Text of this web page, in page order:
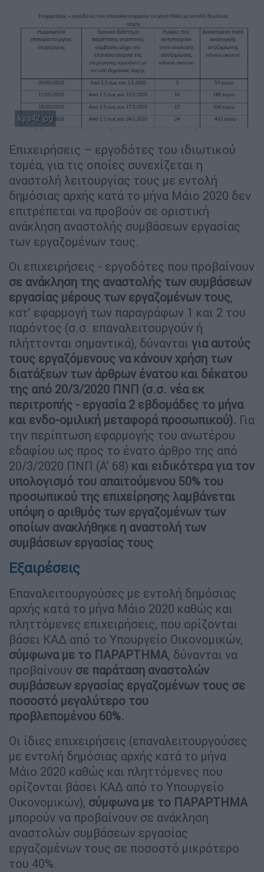
kya42.jpg
Επιχειρήσεις – εργοδότες του ιδιωτικού
τομέα, για τις οποίες συνεχίζεται η
αναστολή λειτουργίας τους με εντολή
δημόσιας αρχής κατά το μήνα Μάιο 2020 δεν
επιτρέπεται να προβούν σε οριστική
ανάκληση αναστολής συμβάσεων εργασίας
των εργαζομένων τους.
Οι επιχειρήσεις - εργοδότες που προβαίνουν
σε ανάκληση της αναστολής των συμβάσεων
εργασίας μέρους των εργαζομένων τους,
κατ’ εφαρμογή των παραγράφων 1 και 2 του
παρόντος (σ.σ. επαναλειτουργούν ή
πλήττονται σημαντικά), δύνανται για αυτούς
τους εργαζόμενους να κάνουν χρήση των
διατάξεων των άρθρων ένατου και δέκατου
της από 20/3/2020 ΠΝΠ (σ.σ. νέα εκ
περιτροπής - εργασία 2 εβδομάδες το μήνα
και ενδο-ομιλική μεταφορά προσωπικού). Για
την περίπτωση εφαρμογής του ανωτέρου
εδαφίου ως προς το ένατο άρθρο της από
20/3/2020 ΠΝΠ (Α’ 68) και ειδικότερα για τον
υπολογισμό του απαιτούμενου 50% του
προσωπικού της επιχείρησης λαμβάνεται
υπόψη ο αριθμός των εργαζομένων των
οποίων ανακλήθηκε η αναστολή των
συμβάσεων εργασίας τους
Εξαιρέσεις
Επαναλειτουργούσες με εντολή δημόσιας
αρχής κατά το μήνα Μάιο 2020 καθώς και
πληττόμενες επιχειρήσεις, που ορίζονται
βάσει ΚΑΔ από το Υπουργείο Οικονομικών,
σύμφωνα με το ΠΑΡΑΡΤΗΜΑ, δύνανται να
προβαίνουν σε παράταση αναστολών
συμβάσεων εργασίας εργαζομένων τους σε
ποσοστό μεγαλύτερο του
προβλεπομένου 60%.
Οι ίδιες επιχειρήσεις (επαναλειτουργούσες
με εντολή δημόσιας αρχής κατά το μήνα
Μάιο 2020 καθώς και πληττόμενες που
ορίζονται βάσει ΚΑΔ από το Υπουργείο
Οικονομικών), σύμφωνα με το ΠΑΡΑΡΤΗΜΑ
μπορούν να προβαίνουν σε ανάκληση
αναστολών συμβάσεων εργασίας
εργαζομένων τους σε ποσοστό μικρότερο
του 40%.